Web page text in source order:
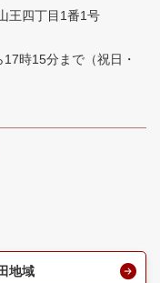
王四丁目1番1号
17時15分まで （祝日・
地域